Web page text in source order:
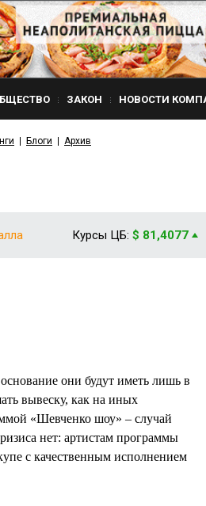
ЗАКОН НОВОСТИ
Блоги Архив
Курсы ЦБ: $ 81,4077
они будут иметь лишь в
вывеску, как на иных
«Шевченко шоу» – случай
нет: артистам программы
с качественным исполнением